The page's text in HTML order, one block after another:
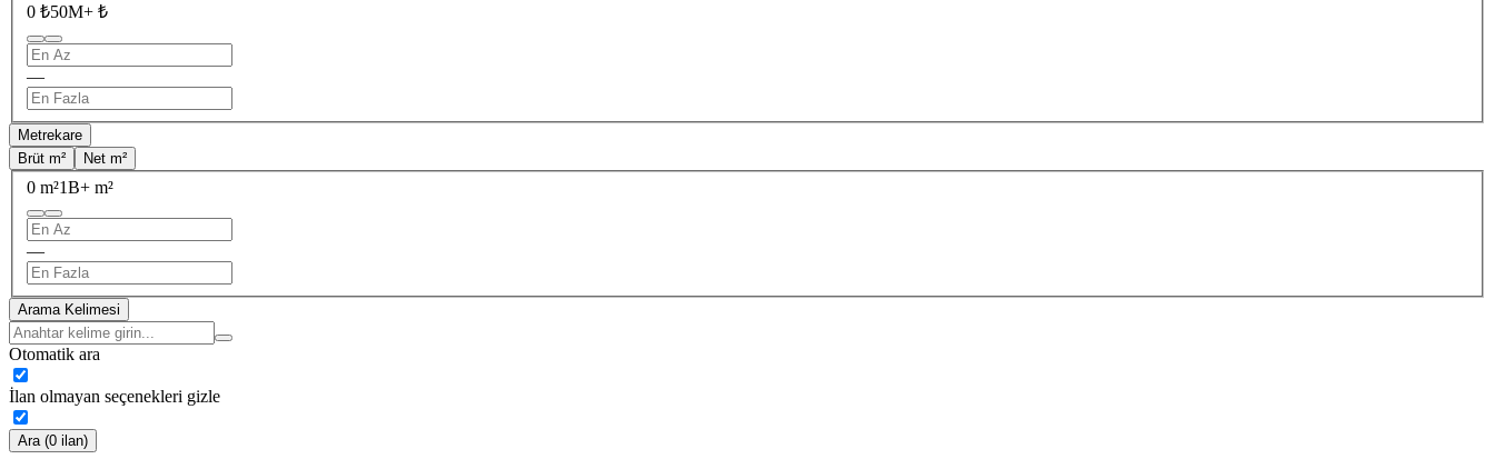
0 ₺50M+ ₺
—
Metrekare
Brüt m²
Net m²
0 m²1B+ m²
—
Arama Kelimesi
Otomatik ara
İlan olmayan seçenekleri gizle
Ara (0 ilan)